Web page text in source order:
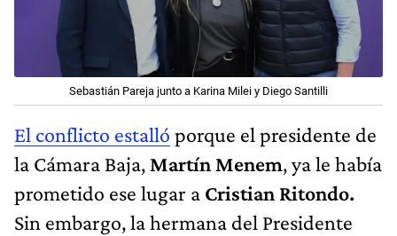
Sebastián Pareja junto a Karina Milei y Diego Santilli
El conflicto estalló porque el presidente de
la Cámara Baja, Martín Menem, ya le había
prometido ese lugar a Cristian Ritondo.
Sin embargo, la hermana del Presidente